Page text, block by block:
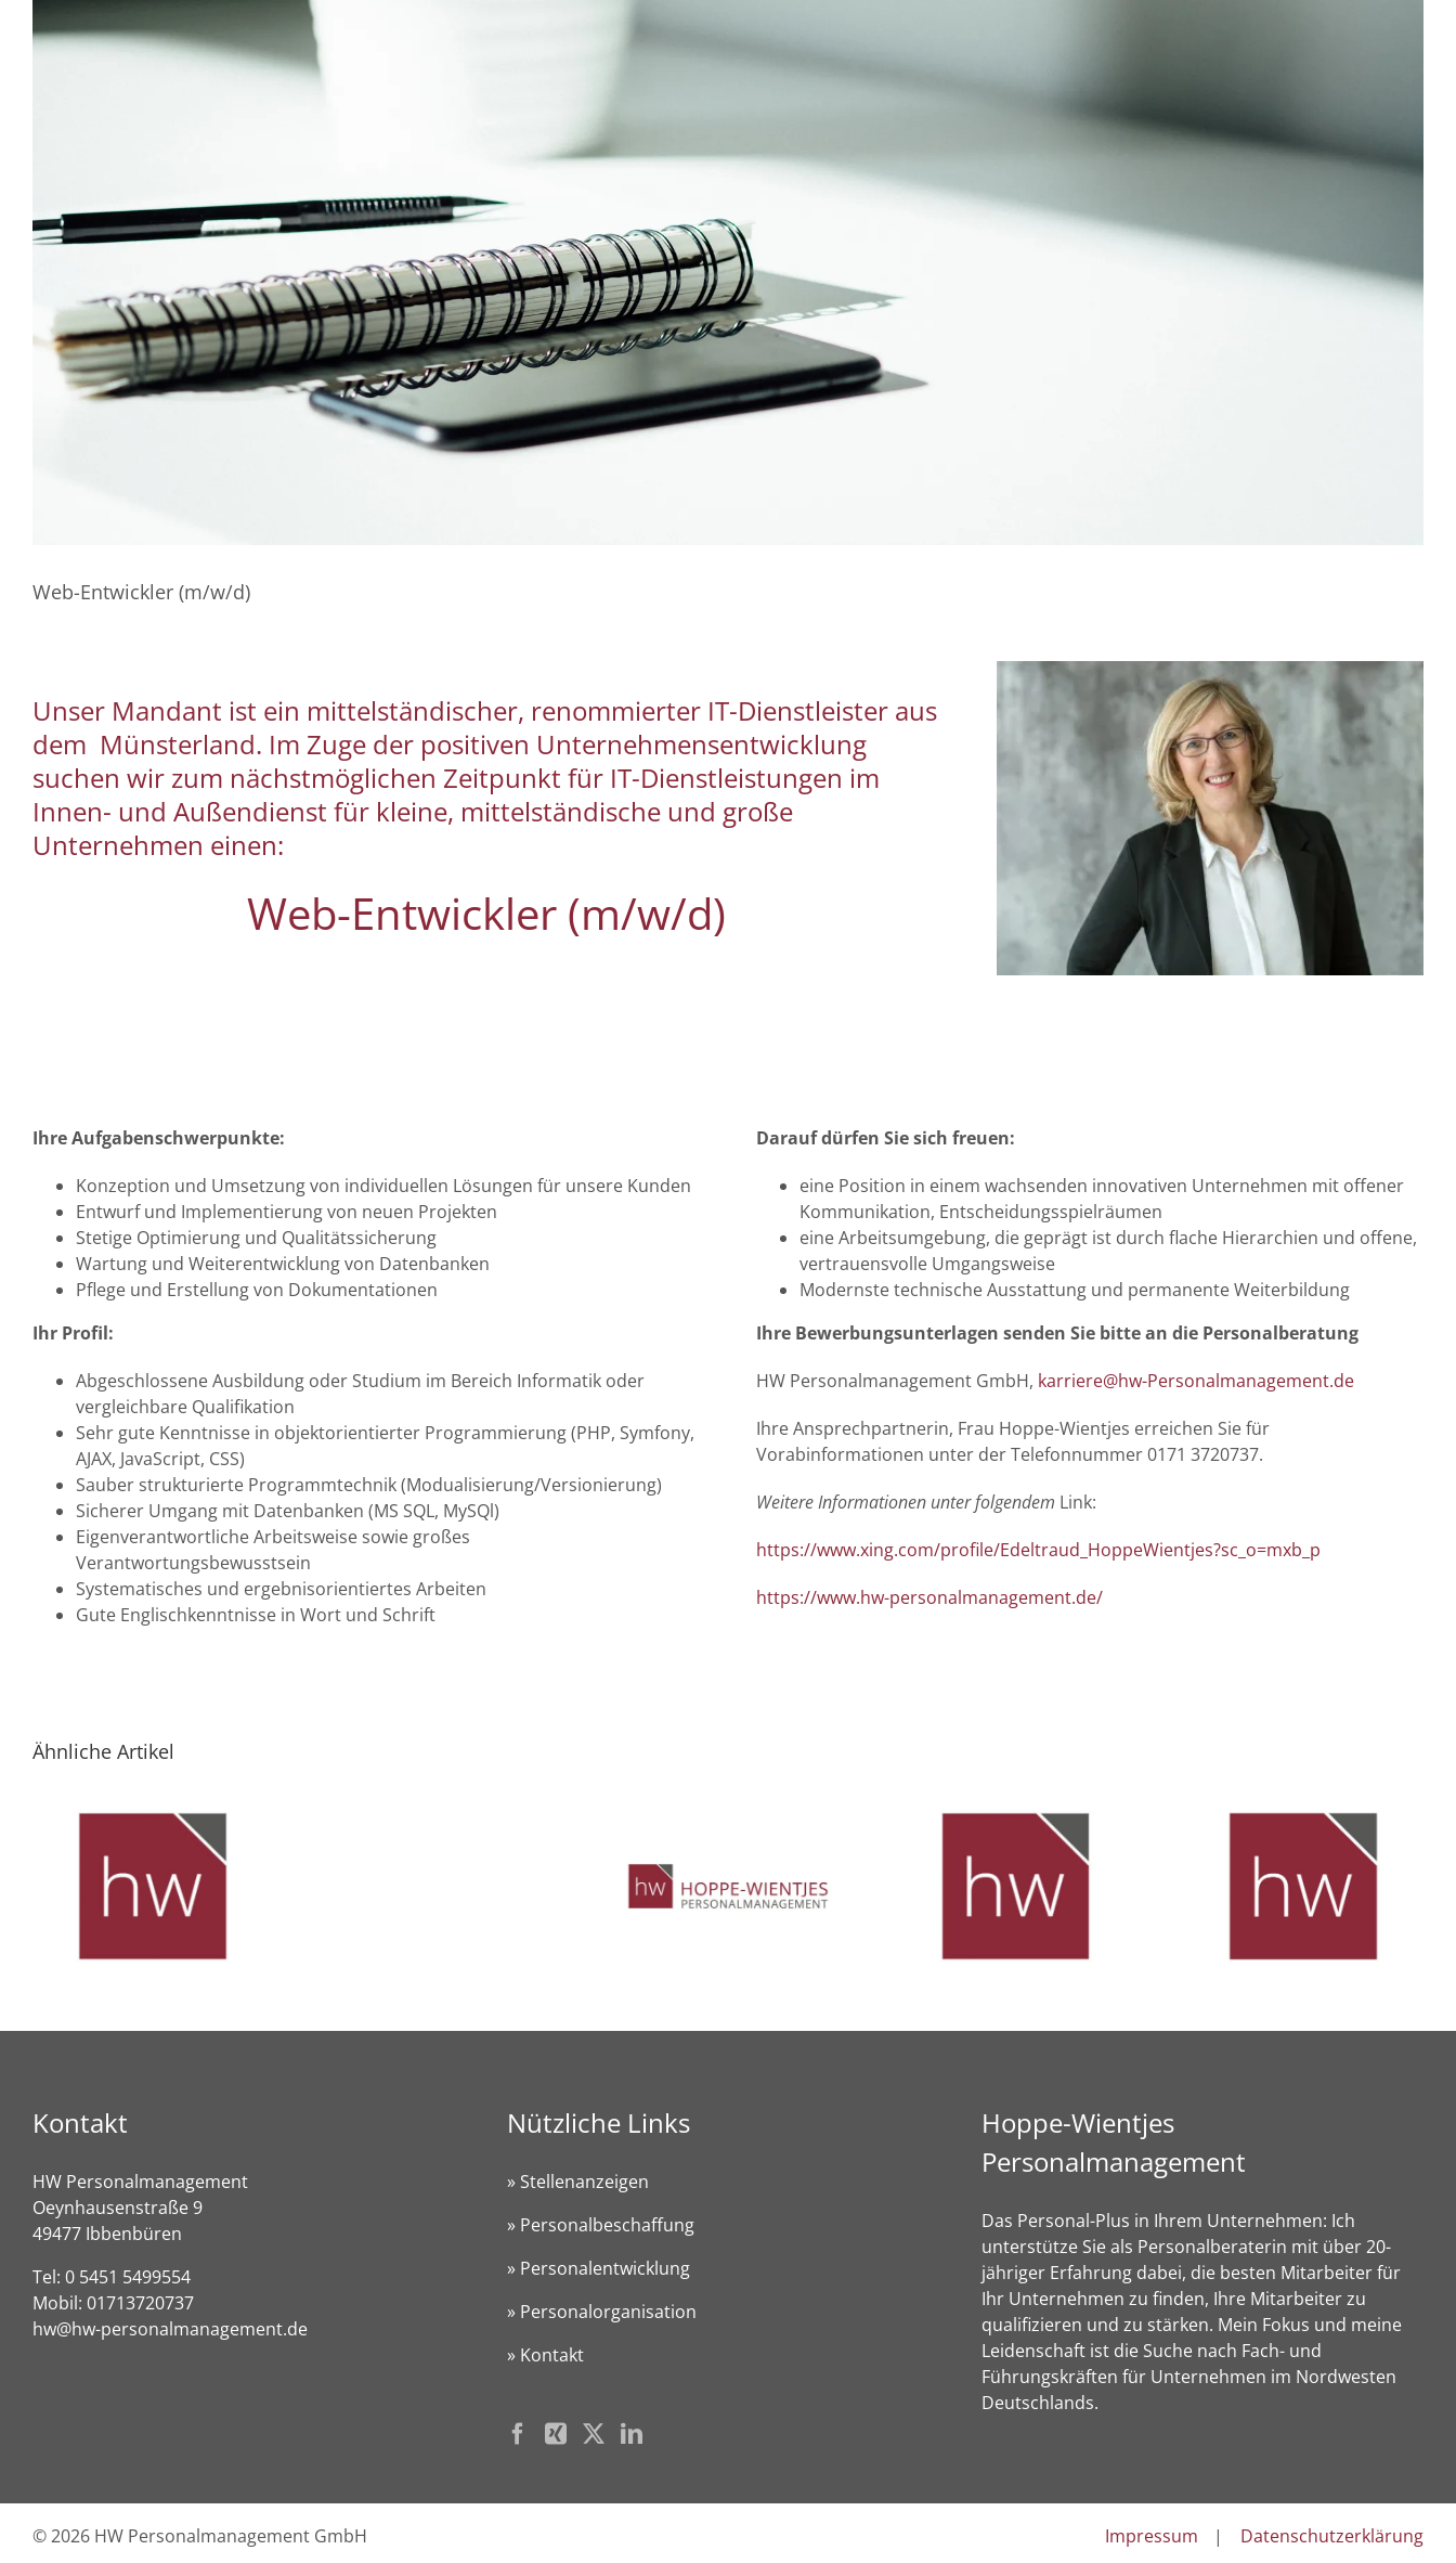
Web-Entwickler (m/w/d)
Unser Mandant ist ein mittelständischer, renommierter IT-Dienstleister aus
dem Münsterland. Im Zuge der positiven Unternehmensentwicklung
suchen wir zum nächstmöglichen Zeitpunkt für IT-Dienstleistungen im
Innen- und Außendienst für kleine, mittelständische und große
Unternehmen einen:
Web-Entwickler (m/w/d)
Ihre Aufgabenschwerpunkte:
Konzeption und Umsetzung von individuellen Lösungen für unsere Kunden
Entwurf und Implementierung von neuen Projekten
Stetige Optimierung und Qualitätssicherung
Wartung und Weiterentwicklung von Datenbanken
Pflege und Erstellung von Dokumentationen
Ihr Profil:
Abgeschlossene Ausbildung oder Studium im Bereich Informatik oder
vergleichbare Qualifikation
Sehr gute Kenntnisse in objektorientierter Programmierung (PHP, Symfony,
AJAX, JavaScript, CSS)
Sauber strukturierte Programmtechnik (Modualisierung/Versionierung)
Sicherer Umgang mit Datenbanken (MS SQL, MySQl)
Eigenverantwortliche Arbeitsweise sowie großes
Verantwortungsbewusstsein
Systematisches und ergebnisorientiertes Arbeiten
Gute Englischkenntnisse in Wort und Schrift
Darauf dürfen Sie sich freuen:
eine Position in einem wachsenden innovativen Unternehmen mit offener
Kommunikation, Entscheidungsspielräumen
eine Arbeitsumgebung, die geprägt ist durch flache Hierarchien und offene,
vertrauensvolle Umgangsweise
Modernste technische Ausstattung und permanente Weiterbildung
Ihre Bewerbungsunterlagen senden Sie bitte an die Personalberatung
HW Personalmanagement GmbH, karriere@hw-Personalmanagement.de
Ihre Ansprechpartnerin, Frau Hoppe-Wientjes erreichen Sie für
Vorabinformationen unter der Telefonnummer 0171 3720737.
Weitere Informationen unter folgendem Link:
https://www.xing.com/profile/Edeltraud_HoppeWientjes?sc_o=mxb_p
https://www.hw-personalmanagement.de/
Ähnliche Artikel
Kontakt
HW Personalmanagement
Oeynhausenstraße 9
49477 Ibbenbüren
Tel: 0 5451 5499554
Mobil: 01713720737
hw@hw-personalmanagement.de
Nützliche Links
» Stellenanzeigen
» Personalbeschaffung
» Personalentwicklung
» Personalorganisation
» Kontakt
Hoppe-Wientjes
Personalmanagement
Das Personal-Plus in Ihrem Unternehmen: Ich
unterstütze Sie als Personalberaterin mit über 20-
jähriger Erfahrung dabei, die besten Mitarbeiter für
Ihr Unternehmen zu finden, Ihre Mitarbeiter zu
qualifizieren und zu stärken. Mein Fokus und meine
Leidenschaft ist die Suche nach Fach- und
Führungskräften für Unternehmen im Nordwesten
Deutschlands.
Impressum Datenschutzerklärung
©2026 HW Personalmanagement GmbH